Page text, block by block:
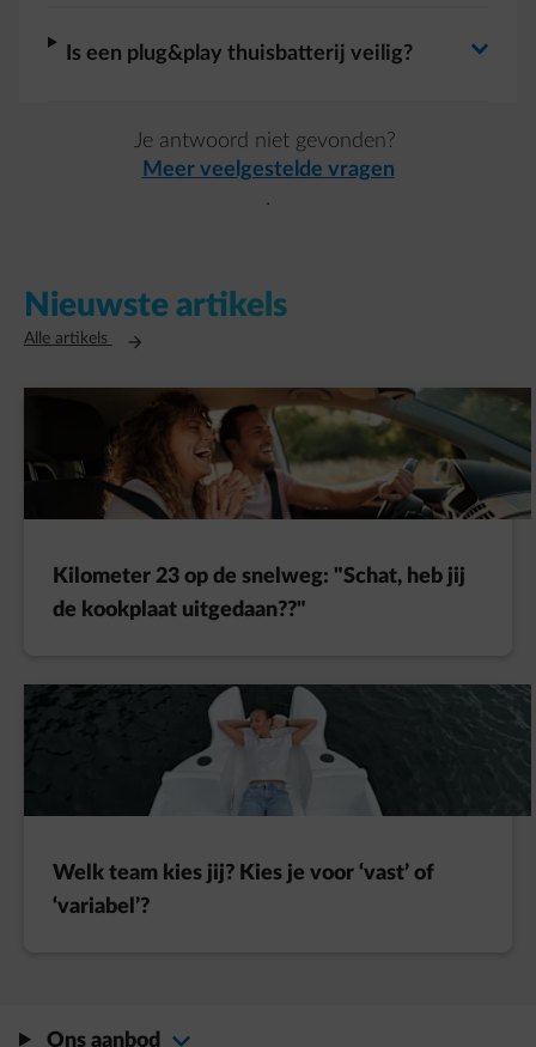
Is een plug&play thuisbatterij veilig? arrow-right
Je antwoord niet gevonden?
Meer veelgestelde vragen
.
Nieuwste artikels
Alle artikels Opent in een nieuw tabblad
Kilometer 23 op de snelweg: "Schat, heb jij
de kookplaat uitgedaan??"
Welk team kies jij? Kies je voor ‘vast’ of
‘variabel’?
Ons aanbod